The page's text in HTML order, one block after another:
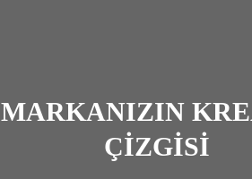
MARKANIZIN
ÇİZGİSİ